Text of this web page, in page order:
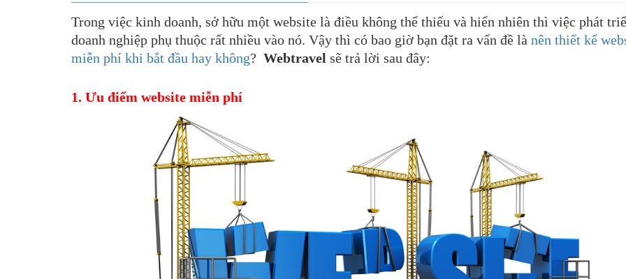
Trong việc kinh doanh, sở hữu một website là điều không thể thiếu và hiển nhiên thì việc phát
doanh nghiệp phụ thuộc rất nhiều vào nó. Vậy thì có bao giờ bạn đặt ra vấn đề là nên thiết kế
miễn phí khi bắt đầu hay không? Webtravel sẽ trả lời sau đây:
1. Ưu điểm website miễn phí